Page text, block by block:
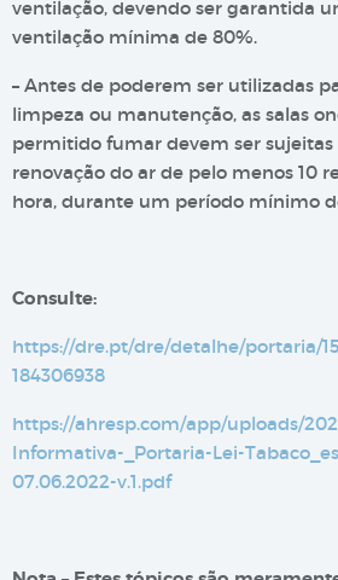
ventilação, devendo ser garantida
ventilação mínima de 80%.
– Antes de poderem ser utilizadas
limpeza ou manutenção, as salas
permitido fumar devem ser sujeitas
renovação do ar de pelo menos 10
hora, durante um período mínimo
Consulte:
https://dre.pt/dre/detalhe/portaria/
184306938
https://ahresp.com/app/uploads/
Informativa-_Portaria-Lei-
07.06.2022-v.1.pdf